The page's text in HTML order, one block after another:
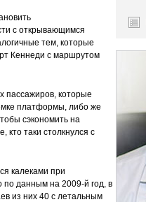
с открывающимся
тем, которые
Кеннеди с маршрутом
пассажиров, которые
платформы, либо же
сэкономить на
кто таки столкнулся с
калеками при
данным на 2009-й год, в
из них 40 с летальным